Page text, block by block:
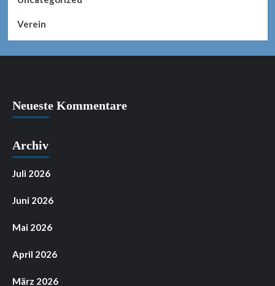
Verein
Neueste Kommentare
Archiv
Juli 2026
Juni 2026
Mai 2026
April 2026
März 2026